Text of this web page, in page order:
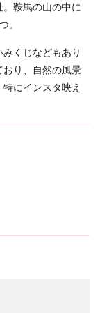
鞍馬の山の中に
。
くじなどもあり
り、自然の風景
にインスタ映え